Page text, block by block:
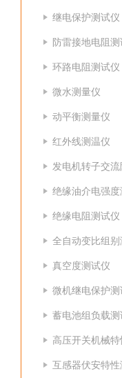
继电保护测试仪
防雷接地电阻测
环路电阻测试仪
微水测量仪
动平衡测量仪
红外线测温仪
发电机转子交
绝缘油介电强度
绝缘电阻测试仪
全自动变比组别
真空度测试仪
微机继电保护测
蓄电池组负载测
高压开关机械
互感器伏安特性